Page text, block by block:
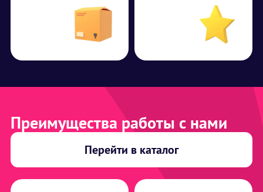
Преимущества работы с нами
Перейти в каталог